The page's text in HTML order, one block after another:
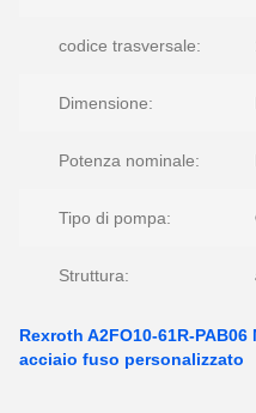
codice trasversale:
Dimensione:
Potenza nominale:
Tipo di pompa:
Struttura:
Rexroth A2FO10-61R-
acciaio fuso personalizzato